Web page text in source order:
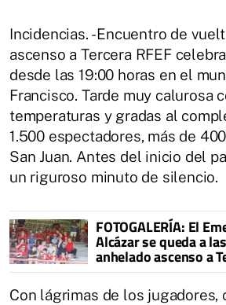
Incidencias. - Encuentro de
ascenso a Tercera RFEF
desde las 19:00 horas en el
Francisco. Tarde muy calurosa
temperaturas y gradas al
1.500 espectadores, más de
San Juan. Antes del inicio del
un riguroso minuto de silencio.
FOTOGALERÍA: El
Alcázar se queda a
anhelado ascenso a
Con lágrimas de los jugadores,